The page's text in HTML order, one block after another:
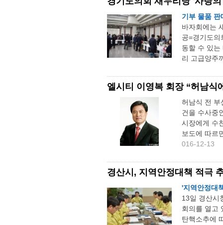
기부 물품 판
바자회에는
공=경기도
동할 수 있
리 고급양주
엘시티 이영복 회장 “허남식
허남식 전 부
건을 수사중
시장에게 수
보도에 따르
016-12-13
경산시, 지역안정대책 적극
'지역안정대
13일 경산시
회의를 열고
탄핵소추에